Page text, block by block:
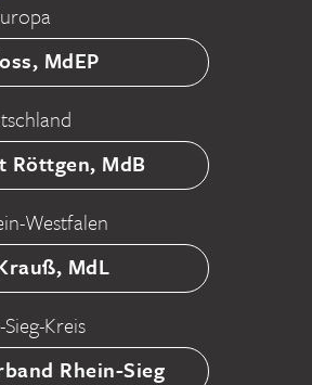
MdEP
Röttgen, MdB
Westfalen
MdL
Kreis
Rhein-Sieg